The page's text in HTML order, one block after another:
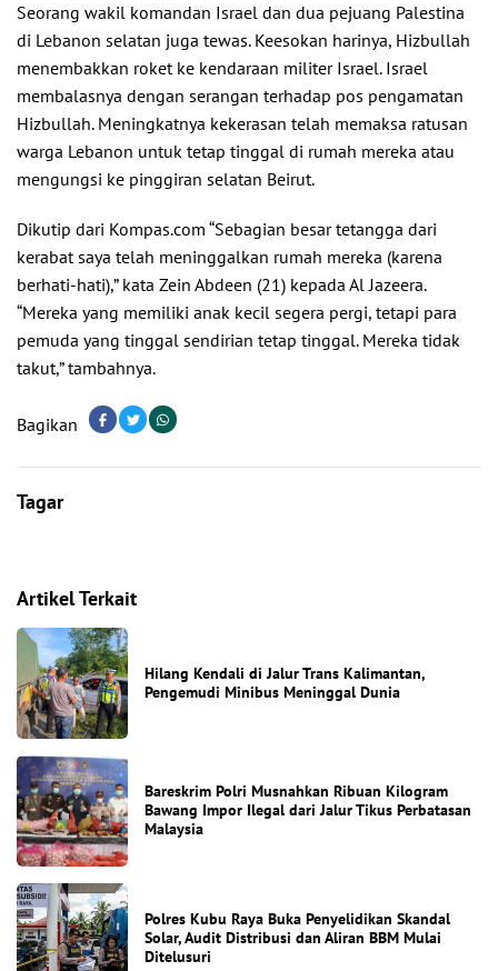
Seorang wakil komandan Israel dan dua pejuang Palestina
di Lebanon selatan juga tewas. Keesokan harinya, Hizbullah
menembakkan roket ke kendaraan militer Israel. Israel
membalasnya dengan serangan terhadap pos pengamatan
Hizbullah. Meningkatnya kekerasan telah memaksa ratusan
warga Lebanon untuk tetap tinggal di rumah mereka atau
mengungsi ke pinggiran selatan Beirut.
Dikutip dari Kompas.com “Sebagian besar tetangga dari
kerabat saya telah meninggalkan rumah mereka (karena
berhati-hati),” kata Zein Abdeen (21) kepada Al Jazeera.
“Mereka yang memiliki anak kecil segera pergi, tetapi para
pemuda yang tinggal sendirian tetap tinggal. Mereka tidak
takut,” tambahnya.
Bagikan
Tagar
Artikel Terkait
Hilang Kendali di Jalur Trans Kalimantan,
Pengemudi Minibus Meninggal Dunia
Bareskrim Polri Musnahkan Ribuan Kilogram
Bawang Impor Ilegal dari Jalur Tikus Perbatasan
Malaysia
Polres Kubu Raya Buka Penyelidikan Skandal
Solar, Audit Distribusi dan Aliran BBM Mulai
Ditelusuri